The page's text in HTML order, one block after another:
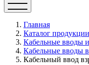
Главная
Каталог продукции
Кабельные вводы
Кабельные вводы
Кабельный ввод